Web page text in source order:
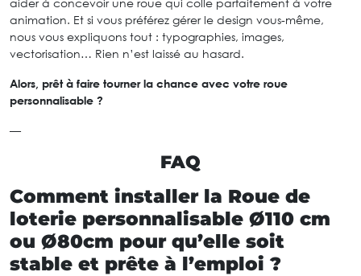
aider à concevoir une roue qui colle parfaitement à votre
animation. Et si vous préférez gérer le design vous-même,
nous vous expliquons tout : typographies, images,
vectorisation… Rien n’est laissé au hasard.
Alors, prêt à faire tourner la chance avec votre roue
personnalisable ?
—
FAQ
Comment installer la Roue de
loterie personnalisable Ø110 cm
ou Ø80cm pour qu’elle soit
stable et prête à l’emploi ?